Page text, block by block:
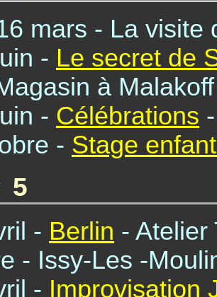
mars - La visite
- Le secret de
à Malakoff
- Célébrations
- Stage
- Berlin - Atelier
- Issy-Les -
- Improvisation